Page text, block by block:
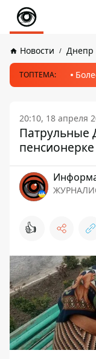
Новости Днепр
ТОПТЕМА:
20:10, 18 апреля
Патрульные
👍